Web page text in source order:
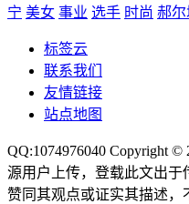
宁 美女 事业 选手 时尚 郝尔
标签云
联系我们
友情链接
站点地图
QQ:1074976040 Copyright ©
源用户上传，登载此文出于
赞同其观点或证实其描述